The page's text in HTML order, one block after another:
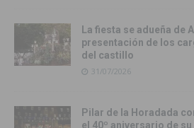
La fiesta se adueña de
presentación de los
del castillo
31/07/2026
Pilar de la Horadada
el 40º aniversario de